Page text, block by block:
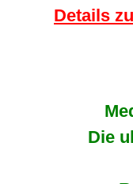
Details
Die